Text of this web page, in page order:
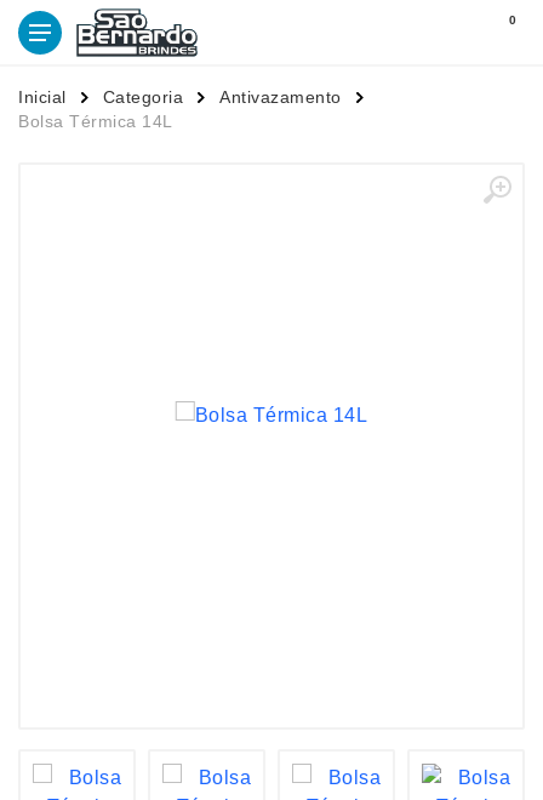
0
Inicial Categoria
Antivazamento
Bolsa Térmica 14L